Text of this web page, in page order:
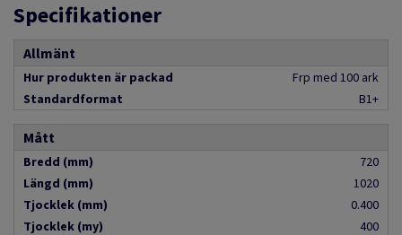
Specifikationer
Allmänt
Hur produkten är packad
Frp med 100 ark
Standardformat
B1+
Mått
Bredd (mm)
720
Längd (mm)
1020
Tjocklek (mm)
0.400
Tjocklek (my)
400